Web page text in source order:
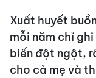
Xuất huyết
mỗi năm chỉ
biến đột ngột,
cho cả mẹ và